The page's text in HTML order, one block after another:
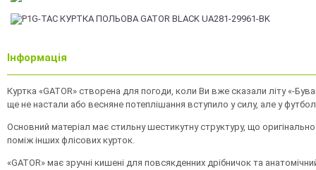
Інформація
Куртка «GATOR» створена для погоди, коли Ви вже сказали літу «-
ще не настали або весняне потеплішання вступило у силу, але у
Основний матеріал має стильну шестикутну структуру, що оригінально
поміж інших флісових курток.
«GATOR» має зручні кишені для повсякденних дрібничок та